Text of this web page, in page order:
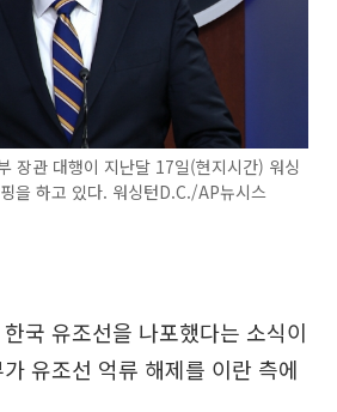
장관 대행이 지난달 17일(현지시간) 워싱
을 하고 있다. 워싱턴D.C./AP뉴시스
국 유조선을 나포했다는 소식이
유조선 억류 해제를 이란 측에